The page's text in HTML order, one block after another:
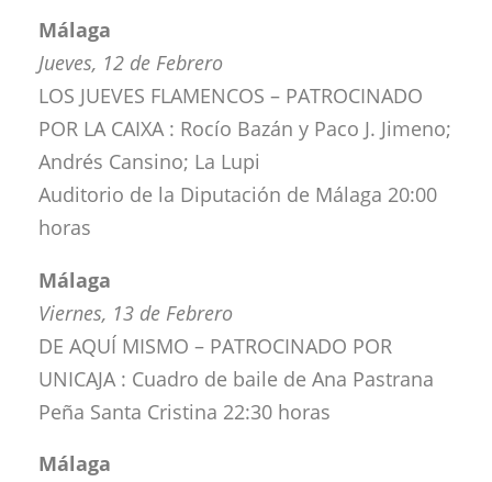
Málaga
Jueves, 12 de Febrero
LOS JUEVES FLAMENCOS – PATROCINADO
POR LA CAIXA : Rocío Bazán y Paco J. Jimeno;
Andrés Cansino; La Lupi
Auditorio de la Diputación de Málaga 20:00
horas
Málaga
Viernes, 13 de Febrero
DE AQUÍ MISMO – PATROCINADO POR
UNICAJA : Cuadro de baile de Ana Pastrana
Peña Santa Cristina 22:30 horas
Málaga